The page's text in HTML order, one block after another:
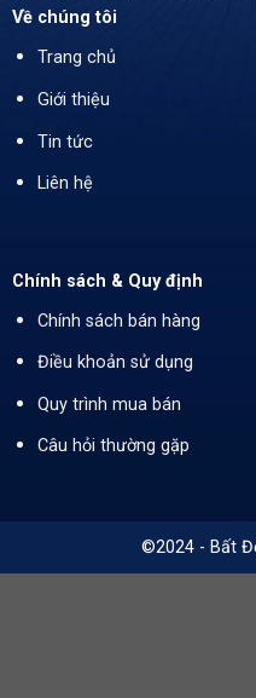
Về chúng tôi
Trang chủ
Giới thiệu
Tin tức
Liên hệ
Chính sách & Quy định
Chính sách bán hàng
Điều khoản sử dụng
Quy trình mua bán
Câu hỏi thường gặp
©2024 - Bất